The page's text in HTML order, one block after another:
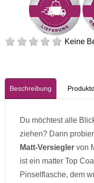
Keine
Beschreibung
Du möchtest alle
ziehen? Dann
Matt-Versiegler von
ist ein matter Top
Pinselflasche, dem